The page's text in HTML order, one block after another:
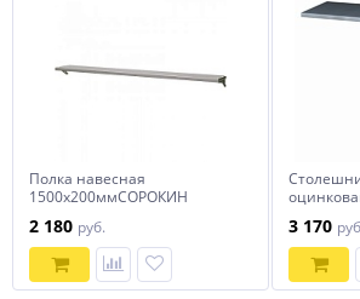
Полка навесная
1500х200ммСОРОКИН
2 180 руб. 3 170